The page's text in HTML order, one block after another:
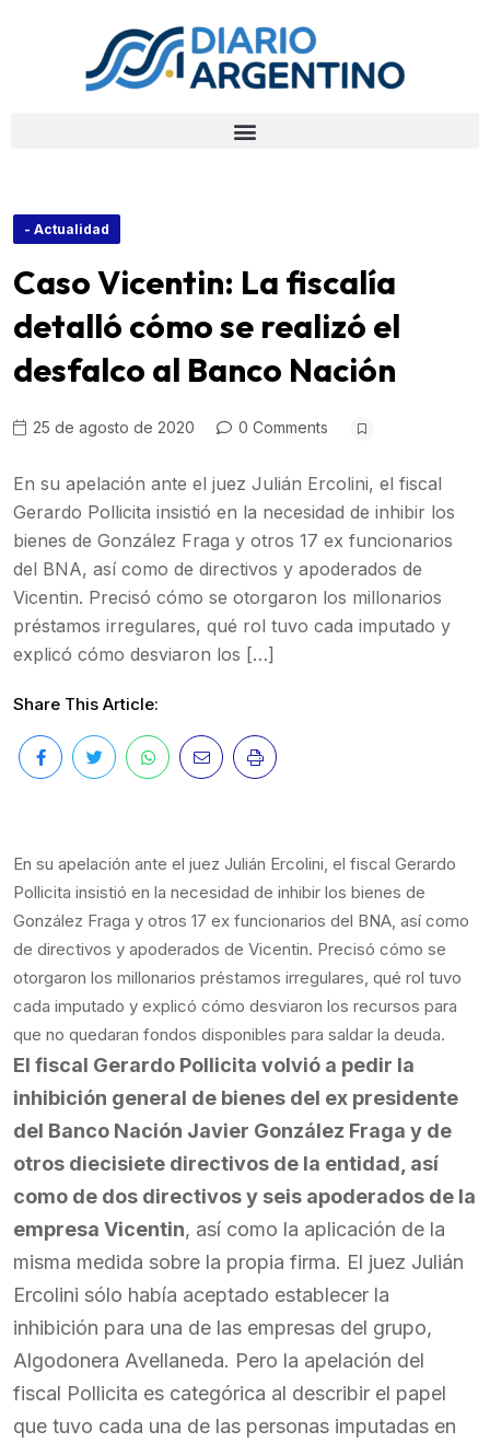
- Actualidad
Caso Vicentin: La fiscalía
detalló cómo se realizó el
desfalco al Banco Nación
25 de agosto de 2020 0 Comments
En su apelación ante el juez Julián Ercolini, el fiscal
Gerardo Pollicita insistió en la necesidad de inhibir los
bienes de González Fraga y otros 17 ex funcionarios
del BNA, así como de directivos y apoderados de
Vicentin. Precisó cómo se otorgaron los millonarios
préstamos irregulares, qué rol tuvo cada imputado y
explicó cómo desviaron los […]
Share This Article:
En su apelación ante el juez Julián Ercolini, el fiscal Gerardo
Pollicita insistió en la necesidad de inhibir los bienes de
González Fraga y otros 17 ex funcionarios del BNA, así como
de directivos y apoderados de Vicentin. Precisó cómo se
otorgaron los millonarios préstamos irregulares, qué rol tuvo
cada imputado y explicó cómo desviaron los recursos para
que no quedaran fondos disponibles para saldar la deuda.
El fiscal Gerardo Pollicita volvió a pedir la
inhibición general de bienes del ex presidente
del Banco Nación Javier González Fraga y de
otros diecisiete directivos de la entidad, así
como de dos directivos y seis apoderados de la
empresa Vicentin, así como la aplicación de la
misma medida sobre la propia firma. El juez Julián
Ercolini sólo había aceptado establecer la
inhibición para una de las empresas del grupo,
Algodonera Avellaneda. Pero la apelación del
fiscal Pollicita es categórica al describir el papel
que tuvo cada una de las personas imputadas en